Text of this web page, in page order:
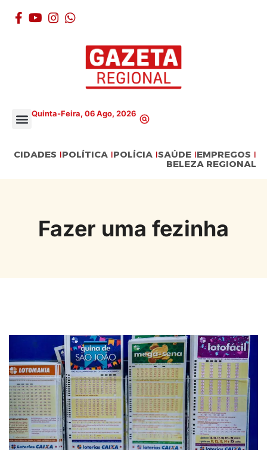
Quinta-Feira, 06 Ago, 2026
CIDADES POLÍTICA POLÍCIA SAÚDE EMPREGOS
BELEZA REGIONAL
Fazer uma fezinha